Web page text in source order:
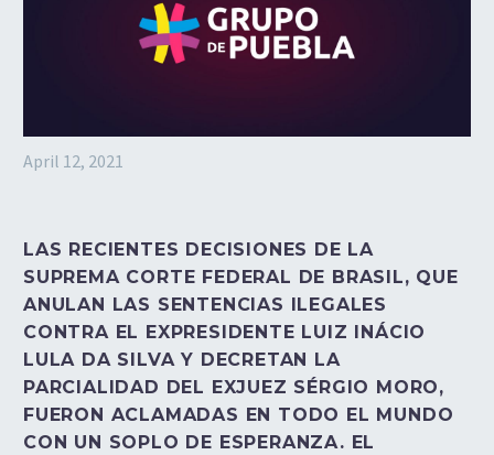
April 12, 2021
LAS RECIENTES DECISIONES DE LA
SUPREMA CORTE FEDERAL DE BRASIL, QUE
ANULAN LAS SENTENCIAS ILEGALES
CONTRA EL EXPRESIDENTE LUIZ INÁCIO
LULA DA SILVA Y DECRETAN LA
PARCIALIDAD DEL EXJUEZ SÉRGIO MORO,
FUERON ACLAMADAS EN TODO EL MUNDO
CON UN SOPLO DE ESPERANZA. EL